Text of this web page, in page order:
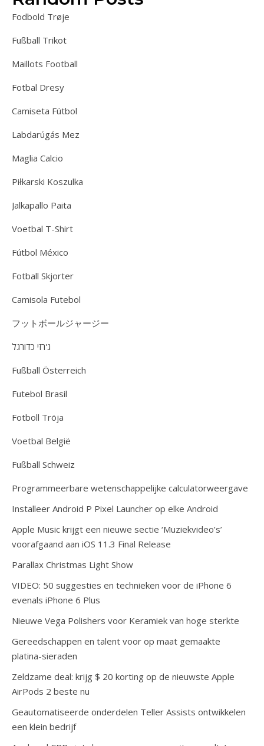
Fodbold Trøje
Fußball Trikot
Maillots Football
Fotbal Dresy
Camiseta Fútbol
Labdarúgás Mez
Maglia Calcio
Piłkarski Koszulka
Jalkapallo Paita
Voetbal T-Shirt
Fútbol México
Fotball Skjorter
Camisola Futebol
フットボールジャージー
ג'רזי כדורגל
Fußball Österreich
Futebol Brasil
Fotboll Tröja
Voetbal België
Fußball Schweiz
Programmeerbare wetenschappelijke calculatorweergave
Installeer Android P Pixel Launcher op elke Android
Apple Music krijgt een nieuwe sectie ‘Muziekvideo’s’
voorafgaand aan iOS 11.3 Final Release
Parallax Christmas Light Show
VIDEO: 50 suggesties en technieken voor de iPhone 6
evenals iPhone 6 Plus
Nieuwe Vega Polishers voor Keramiek van hoge sterkte
Gereedschappen en talent voor op maat gemaakte
platina-sieraden
Zeldzame deal: krijg $ 20 korting op de nieuwste Apple
AirPods 2 beste nu
Geautomatiseerde onderdelen Teller Assists ontwikkelen
een klein bedrijf